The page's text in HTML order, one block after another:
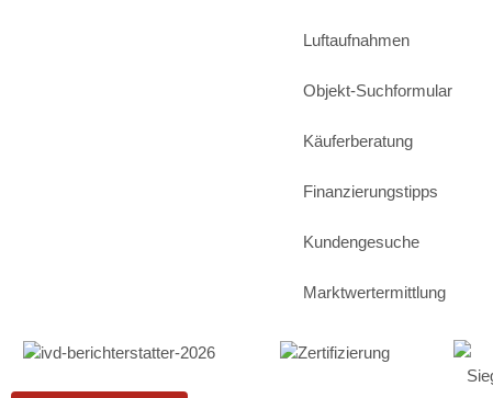
Luftaufnahmen
Objekt-Suchformular
Käuferberatung
Finanzierungstipps
Kundengesuche
Marktwertermittlung